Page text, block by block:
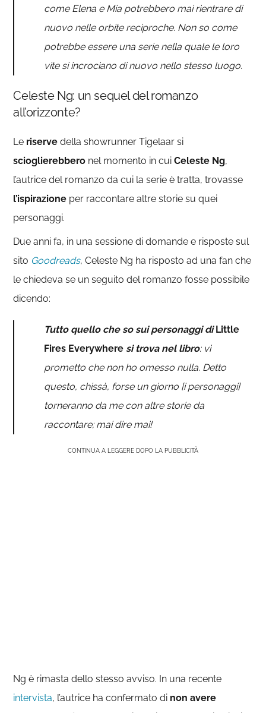
come Elena e Mia potrebbero mai rientrare di
nuovo nelle orbite reciproche. Non so come
potrebbe essere una serie nella quale le loro
vite si incrociano di nuovo nello stesso luogo.
Celeste Ng: un sequel del romanzo
all’orizzonte?
Le riserve della showrunner Tigelaar si
scioglierebbero nel momento in cuiCeleste Ng,
l’autrice del romanzo da cui la serie è tratta, trovasse
l’ispirazione per raccontare altre storie su quei
personaggi.
Due anni fa, in una sessione di domande e risposte sul
sito Goodreads, Celeste Ng ha risposto ad una fan che
le chiedeva se un seguito del romanzo fosse possibile
dicendo:
Tutto quello che so sui personaggi di Little
Fires Everywhere si trova nel libro: vi
prometto che non ho omesso nulla. Detto
questo, chissà, forse un giorno [i personaggi]
torneranno da me con altre storie da
raccontare; mai dire mai!
CONTINUA A LEGGERE DOPO LA PUBBLICITÀ
Ng è rimasta dello stesso avviso. In una recente
intervista, l’autrice ha confermato di non avere